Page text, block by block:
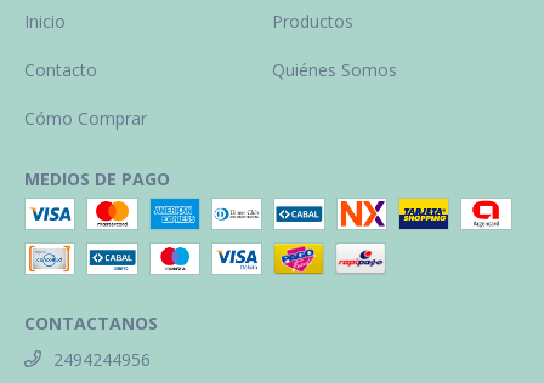
Inicio
Productos
Contacto Quiénes Somos
Cómo Comprar
MEDIOS DE PAGO
CONTACTANOS
2494244956